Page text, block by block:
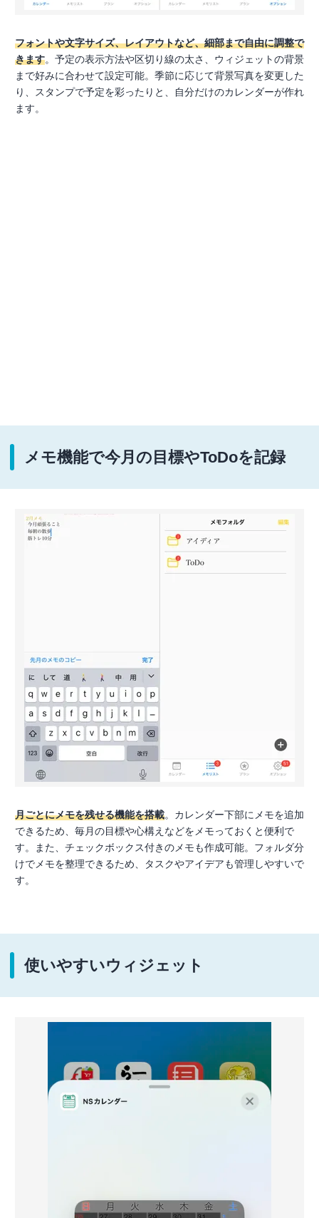
フォントや文字サイズ、レイアウトなど、細部まで自由に調整で
きます。予定の表示方法や区切り線の太さ、ウィジェットの背景
まで好みに合わせて設定可能。季節に応じて背景写真を変更した
り、スタンプで予定を彩ったりと、自分だけのカレンダーが作れ
ます。
メモ機能で今月の目標やToDoを記録
月ごとにメモを残せる機能を搭載。カレンダー下部にメモを追加
できるため、毎月の目標や心構えなどをメモっておくと便利で
す。また、チェックボックス付きのメモも作成可能。フォルダ分
けでメモを整理できるため、タスクやアイデアも管理しやすいで
す。
使いやすいウィジェット